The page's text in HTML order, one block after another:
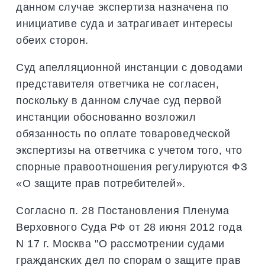
данном случае экспертиза назначена по
инициативе суда и затрагивает интересы
обеих сторон.
Суд апелляционной инстанции с доводами
представителя ответчика не согласен,
поскольку в данном случае суд первой
инстанции обоснованно возложил
обязанность по оплате товароведческой
экспертизы на ответчика с учетом того, что
спорные правоотношения регулируются ФЗ
«О защите прав потребителей».
Согласно п. 28 Постановления Пленума
Верховного Суда РФ от 28 июня 2012 года
N 17 г. Москва "О рассмотрении судами
гражданских дел по спорам о защите прав